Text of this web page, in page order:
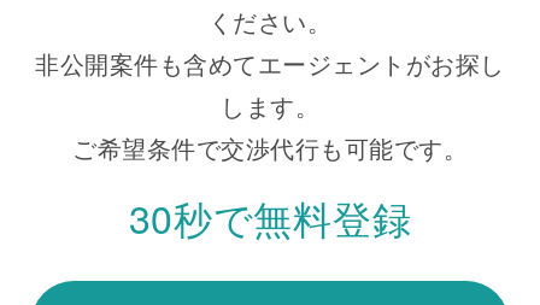
ください。
非公開案件も含めてエージェントがお探し
します。
ご希望条件で交渉代行も可能です。
30秒で無料登録